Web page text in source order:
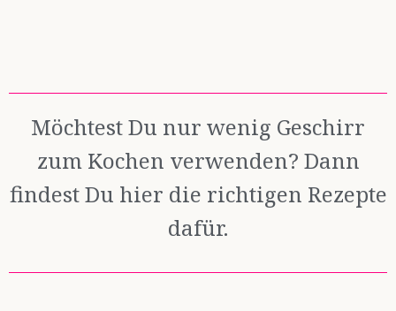
Möchtest Du nur wenig Geschirr
zum Kochen verwenden? Dann
findest Du hier die richtigen Rezepte
dafür.